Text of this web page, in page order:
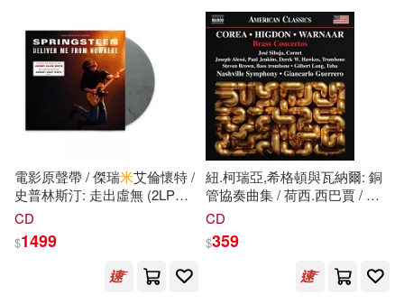
（美）李翊雲(1)
（美）歐文(1)
（英）弗雷德里克·科普勒斯頓(1)
Ingram(1) LAWO Classics(1)
La Dolce Volta(1)
Membran(1) Music & Arts(1)
OJC(1)
Orchid(1) Supraphon(1)
電影原聲帶 / 傑瑞米艾倫懷特 /
史普林斯汀: 走出虛無 (2LP阿
斯伯里灰色彩膠)(Jeremy Allen
Me From Nowhere (Original
Motion Picture Soundtrack)
(2LP Asbury Grey Vinyl))
CD
$1499
紐.柯瑞亞,希格頓與瓦納爾: 銅
管協奏曲集 / 荷西.西巴賈 / 約
瑟夫.艾莉西 / 保羅.詹金斯 / 德
吉爾伯特.朗 / 納許維爾交響樂
團 / 吉安卡洛.格雷羅
(New.Corea, Higdon &
CD
$359